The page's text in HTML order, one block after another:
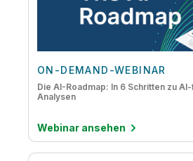
ON-DEMAND-WEBINAR
Die AI-Roadmap: In 6 Schritten zu
Analysen
Webinar ansehen